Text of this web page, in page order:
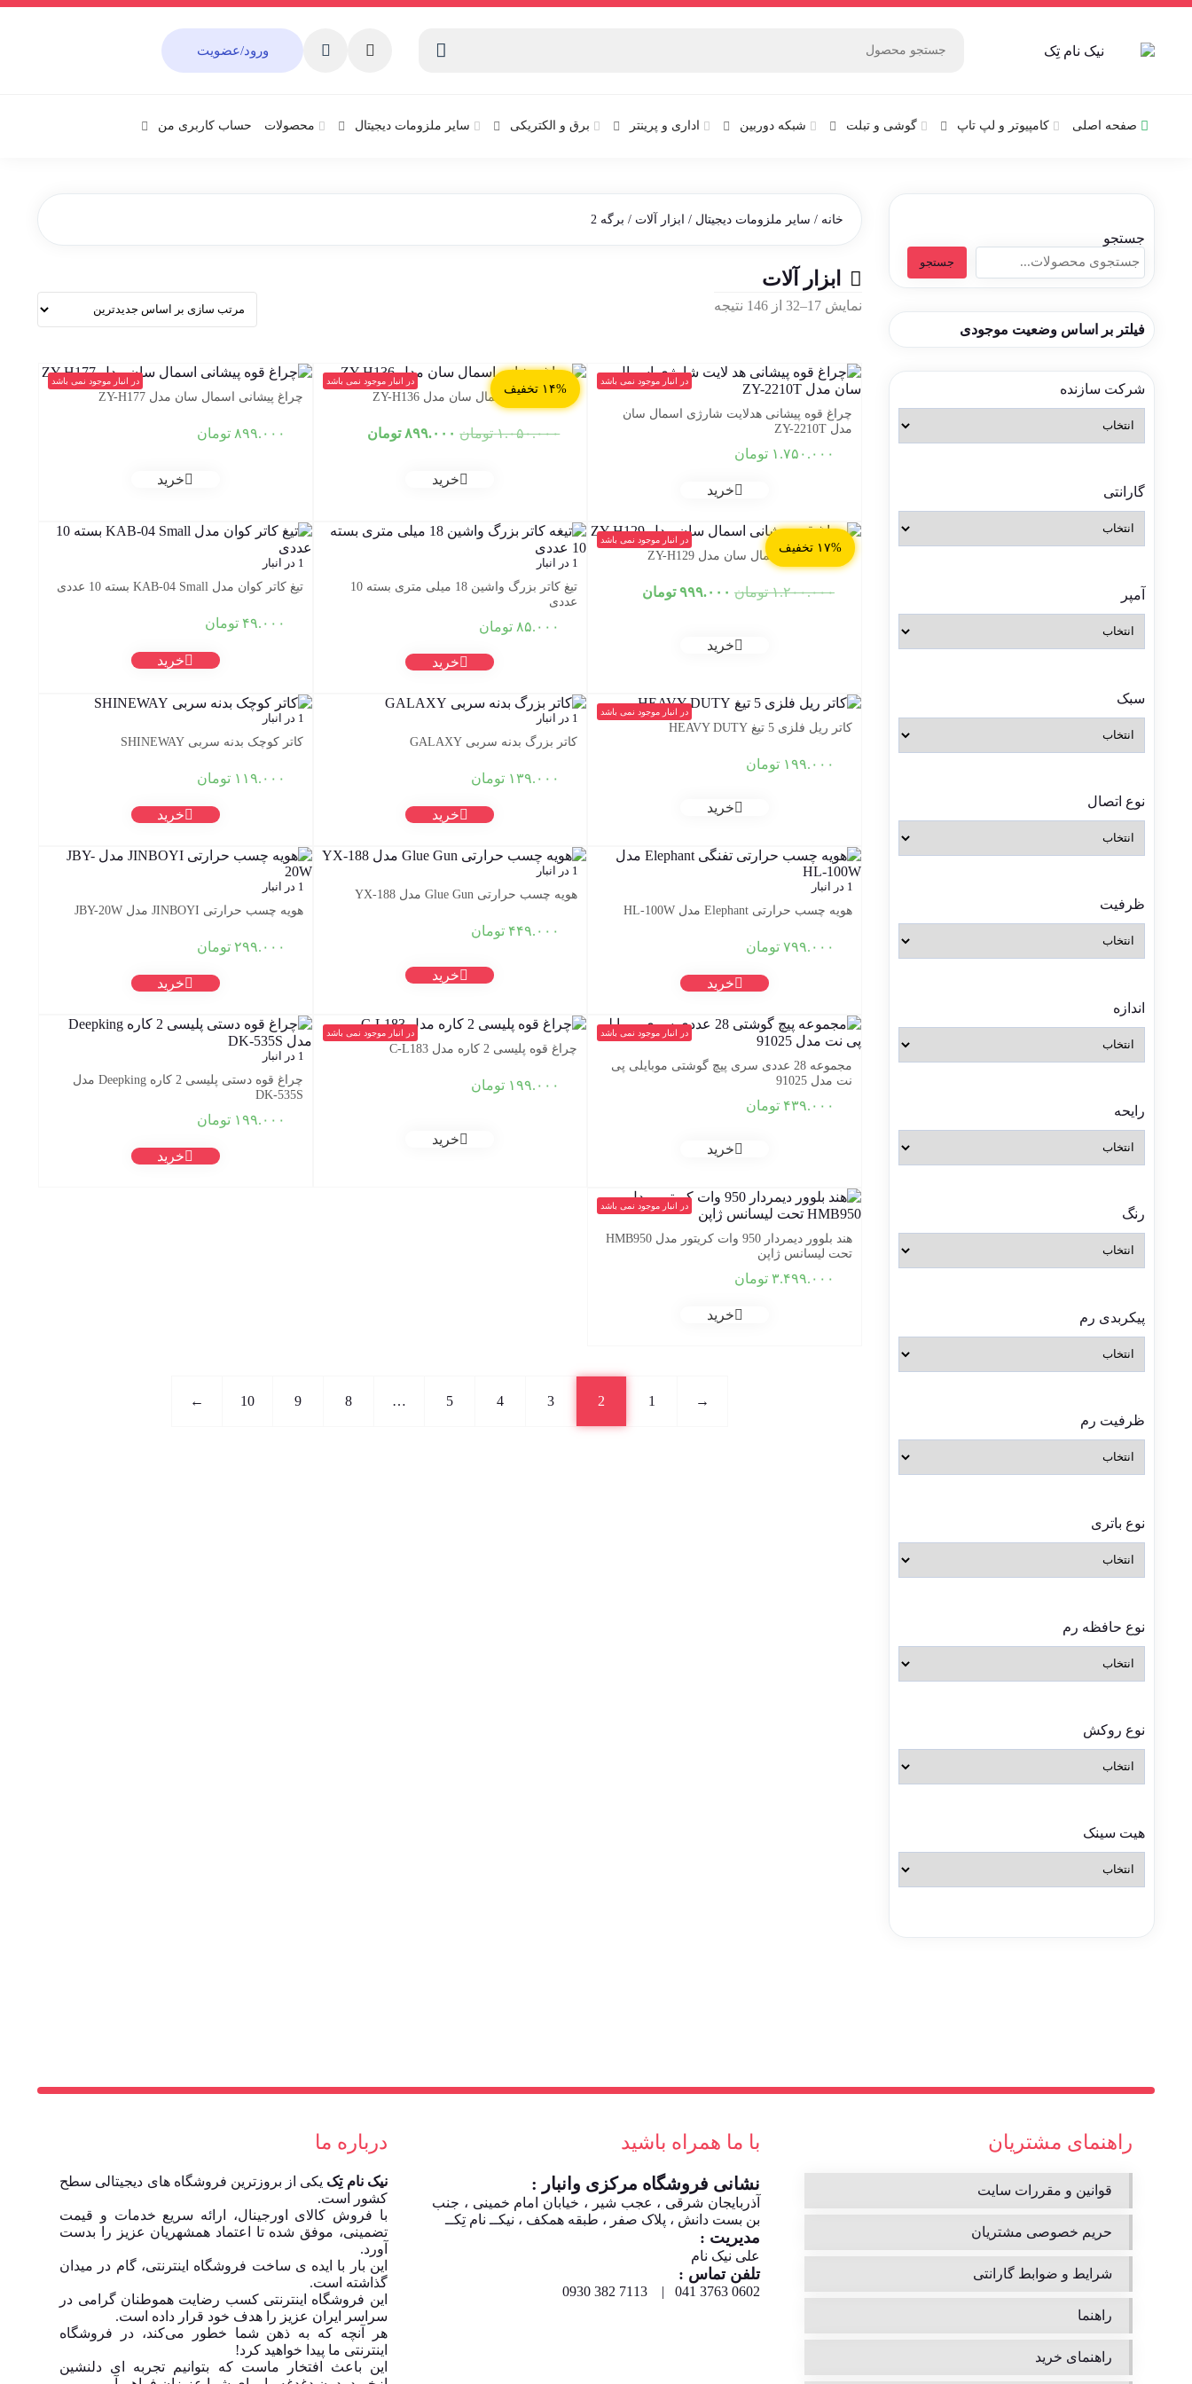
ورود/عضویت
صفحه اصلی کامپیوتر و‌‌‌‌‌ لپ تاپ گوشی و تبلت شبکه دوربین اداری و پرینتر برق و الکتریکی سایر ملزومات دیجیتال محصولات حساب کاربری من
جستجو
جستجو
فیلتر بر اساس وضعیت موجودی
شرکت سازنده
گارانتی
آمپر
سبک
نوع اتصال
ظرفیت
اندازه
رایحه
رنگ
پیکربدی رم
ظرفیت رم
نوع باتری
نوع حافظه رم
نوع روکش
هیت سینک
خانه / سایر ملزومات دیجیتال / ابزار آلات / برگه 2
ابزار آلات
نمایش 17–32 از 146 نتیجه
در انبار موجود نمی باشد
چراغ قوه پیشانی هدلایت شارژی اسمال سان
مدل ZY-2210T
۱.۷۵۰.۰۰۰ تومان
خرید
۱۴% تخفیف
در انبار موجود نمی باشد
چراغ پیشانی اسمال سان مدل ZY-H136
۱.۰۵۰.۰۰۰ تومان قیمت
بود.
۸۹۹.۰۰۰ تومانقیمت
خرید
در انبار موجود نمی باشد
چراغ پیشانی اسمال سان مدل ZY-H177
۸۹۹.۰۰۰ تومان
خرید
۱۷% تخفیف
در انبار موجود نمی باشد
چراغ پیشانی اسمال سان مدل ZY-H129
۱.۲۰۰.۰۰۰ تومان قیمت
بود.
۹۹۹.۰۰۰ تومان
خرید
1 در انبار
تیغ کاتر بزرگ واشین 18 میلی متری بسته 10
عددی
۸۵.۰۰۰ تومان
خرید
1 در انبار
تیغ کاتر کوان مدل KAB-04 Small بسته 10 عددی
۴۹.۰۰۰ تومان
خرید
در انبار موجود نمی باشد
کاتر ریل فلزی 5 تیغ HEAVY DUTY
۱۹۹.۰۰۰ تومان
خرید
1 در انبار
کاتر بزرگ بدنه سربی GALAXY
۱۳۹.۰۰۰ تومان
خرید
1 در انبار
کاتر کوچک بدنه سربی SHINEWAY
۱۱۹.۰۰۰ تومان
خرید
1 در انبار
هویه چسب حرارتی Elephant مدل HL-100W
۷۹۹.۰۰۰ تومان
خرید
1 در انبار
هویه چسب حرارتی Glue Gun مدل YX-188
۴۴۹.۰۰۰ تومان
خرید
1 در انبار
هویه چسب حرارتی JINBOYI مدل JBY-20W
۲۹۹.۰۰۰ تومان
خرید
در انبار موجود نمی باشد
مجموعه 28 عددی سری پیچ گوشتی موبایلی پی
نت مدل 91025
۴۳۹.۰۰۰ تومان
خرید
در انبار موجود نمی باشد
چراغ قوه پلیسی 2 کاره مدل C-L183
۱۹۹.۰۰۰ تومان
خرید
1 در انبار
چراغ قوه دستی پلیسی 2 کاره Deepking مدل
DK-535S
۱۹۹.۰۰۰ تومان
خرید
در انبار موجود نمی باشد
هند بلوور دیمردار 950 وات کریتور مدل HMB950
تحت لیسانس ژاپن
۳.۴۹۹.۰۰۰ تومان
خرید
→
1
2
3
4
5
…
8
9
10
←
راهنمای مشتریان
قوانین و مقررات سایت
حریم خصوصی مشتریان
شرایط و ضوابط گارانتی
راهنما
راهنمای خرید
با ما همراه باشید
نشانی فروشگاه مرکزی وانبار :
آذربایجان شرقی ، عجب شیر ، خیابان امام خمینی ، جنب
بن بست دانش ، پلاک صفر ، طبقه همکف ، نیکــ نام تِکــ
مدیریت :
علی نیک نام
تلفن تماس :
0602 3763 041 | 7113 382 0930
درباره ما
نیک نام تِک یکی از بروزترین فروشگاه های دیجیتالی سطح
کشور است.
با فروش کالای اورجینال، ارائه سریع خدمات و قیمت
تضمینی، موفق شده تا اعتماد همشهریان عزیز را بدست
آورد.
این بار با ایده ی ساخت فروشگاه اینترنتی، گام در میدان
گذاشته است.
این فروشگاه اینترنتی کسب رضایت هموطنان گرامی در
سراسر ایران عزیز را هدف خود قرار داده است.
هر آنچه که به ذهن شما خطور می‌کند، در فروشگاه
اینترنتی ما پیدا خواهید کرد!
این باعث افتخار ماست که بتوانیم تجربه ای دلنشین